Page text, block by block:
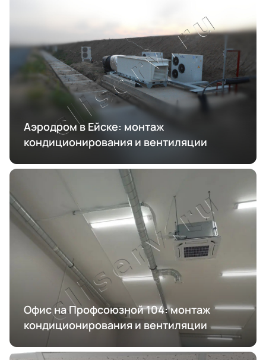
Аэродром в Ейске: монтаж
кондиционирования и вентиляции
Офис на Профсоюзной 104: монтаж
кондиционирования и вентиляции